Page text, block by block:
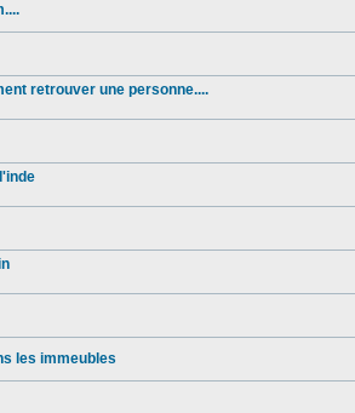
retrouver une personne....
les immeubles